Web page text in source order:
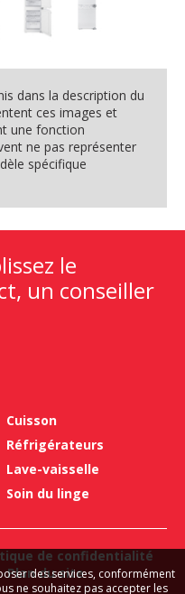
dans la description du
ces images et
une fonction
ne pas représenter
spécifique
le
un conseiller
Cuisson
Réfrigérateurs
Lave-vaisselle
Soin du linge
de confidentialité
Plan du site
des services, conformément
ne souhaitez pas accepter les